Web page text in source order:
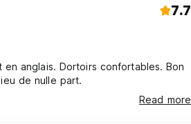
7.7
anglais. Dortoirs confortables. Bon
de nulle part.
Read more